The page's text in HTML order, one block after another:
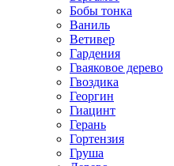
Бобы тонка
Ваниль
Ветивер
Гардения
Гваяковое дерево
Гвоздика
Георгин
Гиацинт
Герань
Гортензия
Груша